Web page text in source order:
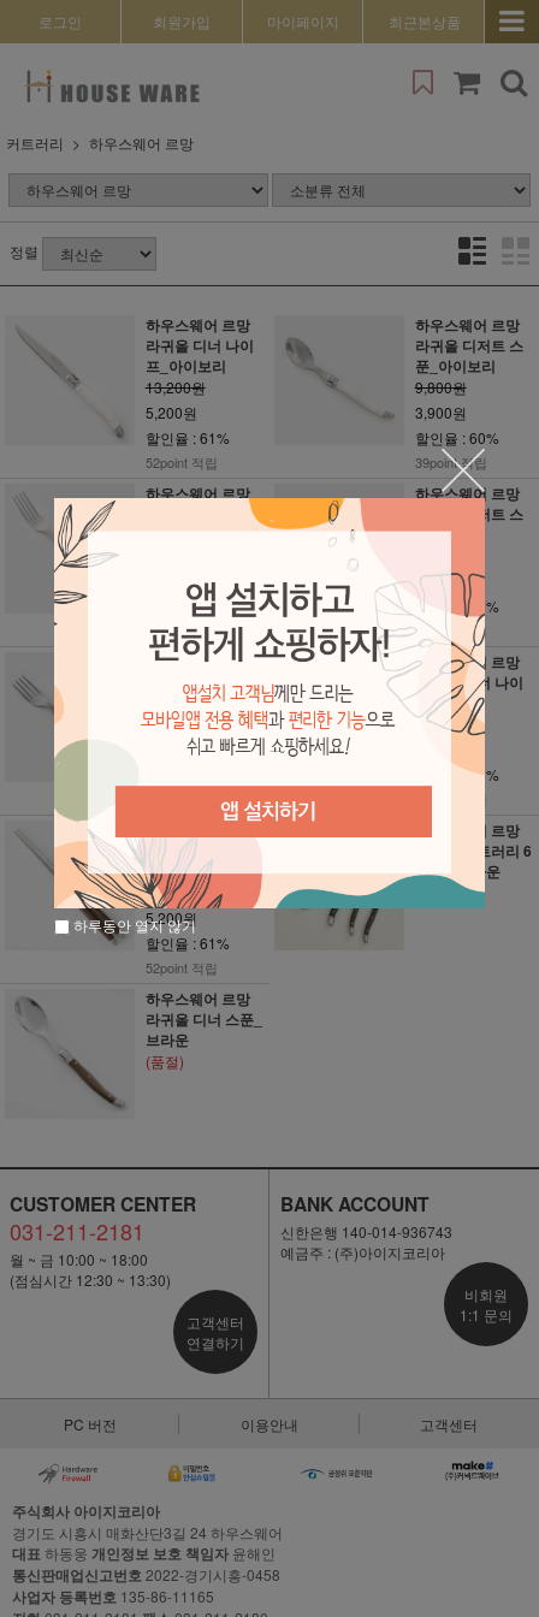
로그인 회원가입 마이페이지 최근본상품
커트러리 하우스웨어 르망
정렬
하우스웨어 르망
라귀올 디너 나이
프_아이보리
13,200원
5,200원
할인율 : 61%
52point 적립
하우스웨어 르망
라귀올 디저트 스
푼_아이보리
9,800원
3,900원
할인율 : 60%
39point 적립
하우스웨어 르망
라귀올 디너 포크_
브라운
5,200원
할인율 : 61%
52point 적립
하우스웨어 르망
라귀올 디저트 스
푼_브라운
3,900원
할인율 : 60%
39point 적립
하우스웨어 르망
라귀올 디저트 포
크_브라운
9,800원
3,900원
하우스웨어 르망
라귀올 디너 나이
프_브라운
13,200원
할인율 : 61%
라귀올 젓가락_브
라운
13,200원
5,200원
할인율 : 61%
52point 적립
하우스웨어 르망
라귀올 커트러리 6
P세트 브라운
하우스웨어 르망
라귀올 디너 스푼_
브라운
(품절)
CUSTOMER CENTER
031-211-2181
월 ~ 금 10:00 ~ 18:00
(점심시간 12:30 ~ 13:30)
고객센터
연결하기
BANK ACCOUNT
신한은행 140-014-936743
예금주 : (주)아이지코리아
비회원
1:1 문의
PC 버전 이용안내 고객센터
주식회사 아이지코리아
경기도 시흥시 매화산단3길 24 하우스웨어
대표하동웅 개인정보 보호 책임자 윤해인
통신판매업신고번호2022-경기시흥-0458
사업자 등록번호 135-86-11165
하루동안 열지 않기